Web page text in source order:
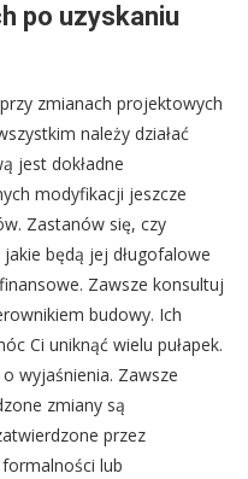
po uzyskaniu
zmianach projektowych
należy działać
jest dokładne
modyfikacji jeszcze
Zastanów się, czy
będą jej długofalowe
Zawsze konsultuj
budowy. Ich
Ci uniknąć wielu pułapek.
wyjaśnienia. Zawsze
zmiany są
przez
lub